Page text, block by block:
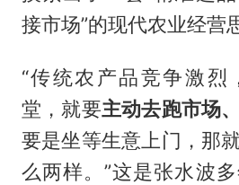
接市场”的现代农业经营
“传统农产品竞争激烈
堂，就要主动去跑市场
要是坐等生意上门，那
么两样。”这是张水波